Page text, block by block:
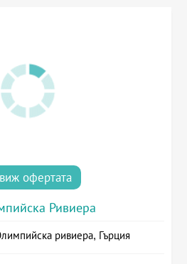
виж офертата
Ривиера
ривиера, Гърция